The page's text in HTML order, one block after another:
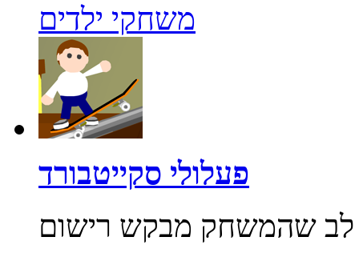
משחקי ילדים
פעלולי סקייטבורד